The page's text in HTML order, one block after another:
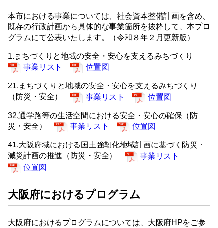
本市における事業については、社会資本整備計画を含め、
既存の行政計画から具体的な事業箇所を抜粋して、本プロ
グラムにて公表いたします。（令和８年２月更新版）
1.まちづくりと地域の安全・安心を支えるみちづくり
事業リスト
位置図
21.まちづくりと地域の安全・安心を支えるみちづくり
（防災・安全）
事業リスト 位置図
32.通学路等の生活空間における安全・安心の確保（防
災・安全）
事業リスト 位置図
41.大阪府域における国土強靭化地域計画に基づく防災・
減災計画の推進（防災・安全）
事業リスト
位置図
大阪府におけるプログラム
大阪府におけるプログラムについては、大阪府HPをご参